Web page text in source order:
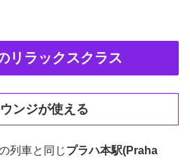
リラックスクラス
ンジが使える
列車と同じプラハ本駅(Praha